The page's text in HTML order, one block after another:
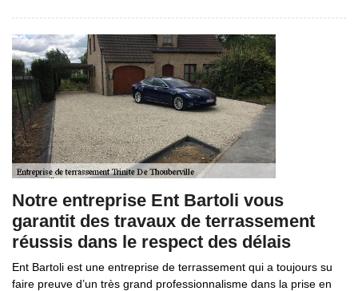
Notre entreprise Ent Bartoli vous
garantit des travaux de terrassement
réussis dans le respect des délais
Ent Bartoli est une entreprise de terrassement qui a toujours su
faire preuve d’un très grand professionnalisme dans la prise en